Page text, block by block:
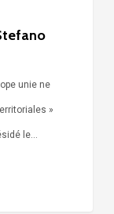
unie ne
»
le…